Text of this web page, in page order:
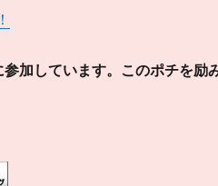
加しています。このポチを励